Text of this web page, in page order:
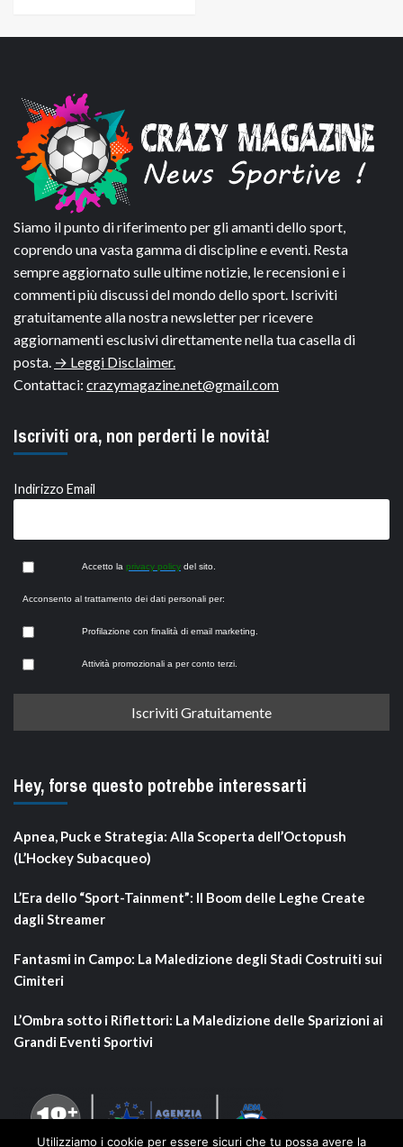
Siamo il punto di riferimento per gli amanti dello sport,
coprendo una vasta gamma di discipline e eventi. Resta
sempre aggiornato sulle ultime notizie, le recensioni e i
commenti più discussi del mondo dello sport. Iscriviti
gratuitamente alla nostra newsletter per ricevere
aggiornamenti esclusivi direttamente nella tua casella di
posta. → Leggi Disclaimer.
Contattaci: crazymagazine.net@gmail.com
Iscriviti ora, non perderti le novità!
Indirizzo Email
Accetto la privacy policy del sito.
Acconsento al trattamento dei dati personali per:
Profilazione con finalità di email marketing.
Attività promozionali a per conto terzi.
Hey, forse questo potrebbe interessarti
Apnea, Puck e Strategia: Alla Scoperta dell’Octopush
(L’Hockey Subacqueo)
L’Era dello “Sport-Tainment”: Il Boom delle Leghe Create
dagli Streamer
Fantasmi in Campo: La Maledizione degli Stadi Costruiti sui
Cimiteri
L’Ombra sotto i Riflettori: La Maledizione delle Sparizioni ai
Grandi Eventi Sportivi
Utilizziamo i cookie per essere sicuri che tu possa avere la